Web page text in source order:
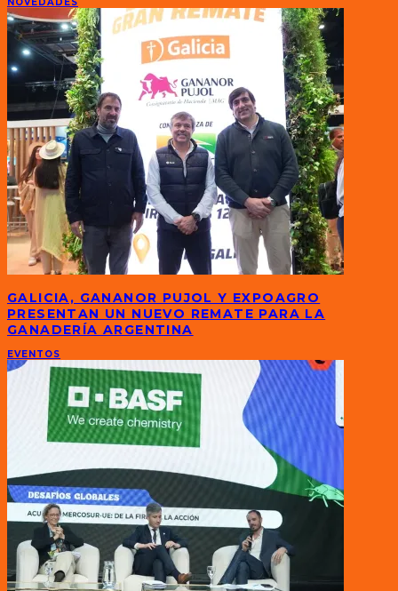
GALICIA, GANANOR PUJOL Y EXPOAGRO
PRESENTAN UN NUEVO REMATE PARA LA
GANADERÍA ARGENTINA
EVENTOS